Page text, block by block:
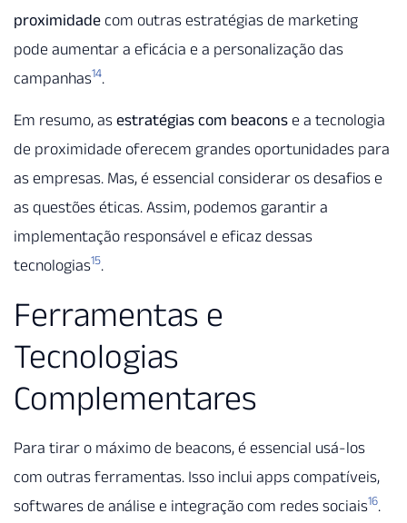
proximidade com outras estratégias de marketing
pode aumentar a eficácia e a personalização das
campanhas14.
Em resumo, as estratégias com beacons e a tecnologia
de proximidade oferecem grandes oportunidades para
as empresas. Mas, é essencial considerar os desafios e
as questões éticas. Assim, podemos garantir a
implementação responsável e eficaz dessas
tecnologias15.
Ferramentas e
Tecnologias
Complementares
Para tirar o máximo de beacons, é essencial usá-los
com outras ferramentas. Isso inclui apps compatíveis,
softwares de análise e integração com redes sociais16.